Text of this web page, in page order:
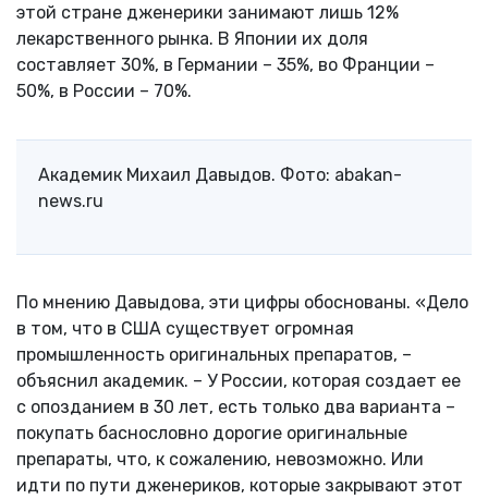
этой стране дженерики занимают лишь 12%
лекарственного рынка. В Японии их доля
составляет 30%, в Германии – 35%, во Франции –
50%, в России – 70%.
Академик Михаил Давыдов. Фото: abakan-
news.ru
По мнению Давыдова, эти цифры обоснованы. «Дело
в том, что в США существует огромная
промышленность оригинальных препаратов, –
объяснил академик. – У России, которая создает ее
с опозданием в 30 лет, есть только два варианта –
покупать баснословно дорогие оригинальные
препараты, что, к сожалению, невозможно. Или
идти по пути дженериков, которые закрывают этот